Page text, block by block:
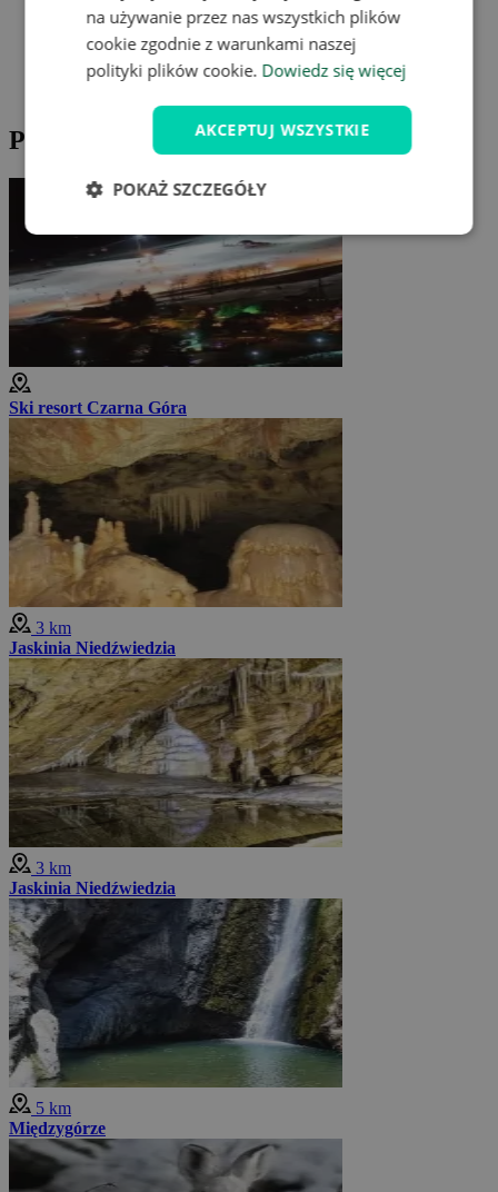
Propozycje wycieczek po okolicy
Ski resort Czarna Góra
3 km
Jaskinia Niedźwiedzia
3 km
Jaskinia Niedźwiedzia
5 km
Międzygórze
na używanie przez nas wszystkich plików
cookie zgodnie z warunkami naszej
polityki plików cookie. Dowiedz się więcej
AKCEPTUJ WSZYSTKIE
POKAŻ SZCZEGÓŁY